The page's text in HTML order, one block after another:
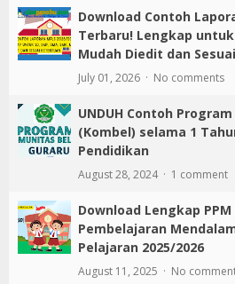
Download Contoh
Terbaru! Lengkap untuk
Mudah Diedit dan
July 01, 2026 No comments
UNDUH Contoh
(Kombel) selama 1
Pendidikan
August 28, 2024 1 comment
Download Lengkap
Pembelajaran
Pelajaran 2025/2026
August 11, 2025 No